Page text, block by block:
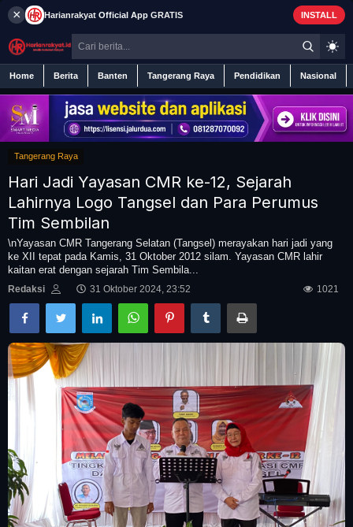
× Harianrakyat Official App GRATIS INSTALL
Home Berita Banten Tangerang Raya Pendidikan Nasional
Home
Berita
Iklan
Banten
Tangerang Raya
Pendidikan
Politik
Daerah
Tangerang Raya
Hari Jadi Yayasan CMR ke-12, Sejarah
Lahirnya Logo Tangsel dan Para Perumus
Tim Sembilan
\nYayasan CMR Tangerang Selatan (Tangsel) merayakan hari jadi yang
ke XII tepat pada Kamis, 31 Oktober 2012 silam. Yayasan CMR lahir
kaitan erat dengan sejarah Tim Sembila...
Redaksi 31 Oktober 2024, 23:52 1021